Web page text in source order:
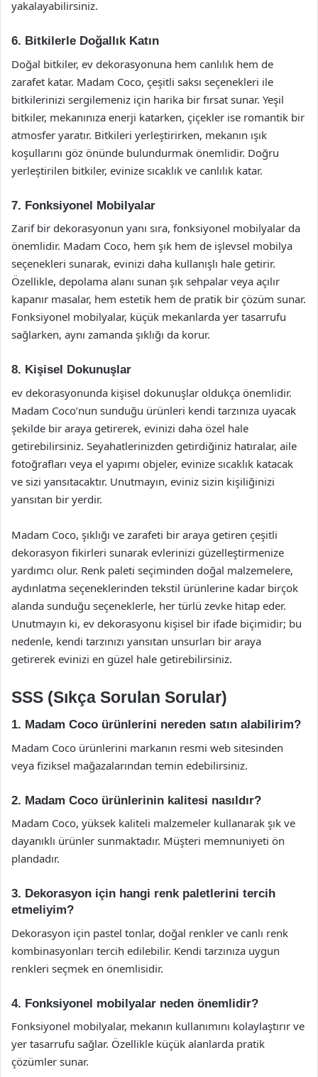
yakalayabilirsiniz.
6. Bitkilerle Doğallık Katın
Doğal bitkiler, ev dekorasyonuna hem canlılık hem de
zarafet katar. Madam Coco, çeşitli saksı seçenekleri ile
bitkilerinizi sergilemeniz için harika bir fırsat sunar. Yeşil
bitkiler, mekanınıza enerji katarken, çiçekler ise romantik bir
atmosfer yaratır. Bitkileri yerleştirirken, mekanın ışık
koşullarını göz önünde bulundurmak önemlidir. Doğru
yerleştirilen bitkiler, evinize sıcaklık ve canlılık katar.
7. Fonksiyonel Mobilyalar
Zarif bir dekorasyonun yanı sıra, fonksiyonel mobilyalar da
önemlidir. Madam Coco, hem şık hem de işlevsel mobilya
seçenekleri sunarak, evinizi daha kullanışlı hale getirir.
Özellikle, depolama alanı sunan şık sehpalar veya açılır
kapanır masalar, hem estetik hem de pratik bir çözüm sunar.
Fonksiyonel mobilyalar, küçük mekanlarda yer tasarrufu
sağlarken, aynı zamanda şıklığı da korur.
8. Kişisel Dokunuşlar
ev dekorasyonunda kişisel dokunuşlar oldukça önemlidir.
Madam Coco’nun sunduğu ürünleri kendi tarzınıza uyacak
şekilde bir araya getirerek, evinizi daha özel hale
getirebilirsiniz. Seyahatlerinizden getirdiğiniz hatıralar, aile
fotoğrafları veya el yapımı objeler, evinize sıcaklık katacak
ve sizi yansıtacaktır. Unutmayın, eviniz sizin kişiliğinizi
yansıtan bir yerdir.
Madam Coco, şıklığı ve zarafeti bir araya getiren çeşitli
dekorasyon fikirleri sunarak evlerinizi güzelleştirmenize
yardımcı olur. Renk paleti seçiminden doğal malzemelere,
aydınlatma seçeneklerinden tekstil ürünlerine kadar birçok
alanda sunduğu seçeneklerle, her türlü zevke hitap eder.
Unutmayın ki, ev dekorasyonu kişisel bir ifade biçimidir; bu
nedenle, kendi tarzınızı yansıtan unsurları bir araya
getirerek evinizi en güzel hale getirebilirsiniz.
SSS (Sıkça Sorulan Sorular)
1. Madam Coco ürünlerini nereden satın alabilirim?
Madam Coco ürünlerini markanın resmi web sitesinden
veya fiziksel mağazalarından temin edebilirsiniz.
2. Madam Coco ürünlerinin kalitesi nasıldır?
Madam Coco, yüksek kaliteli malzemeler kullanarak şık ve
dayanıklı ürünler sunmaktadır. Müşteri memnuniyeti ön
plandadır.
3. Dekorasyon için hangi renk paletlerini tercih
etmeliyim?
Dekorasyon için pastel tonlar, doğal renkler ve canlı renk
kombinasyonları tercih edilebilir. Kendi tarzınıza uygun
renkleri seçmek en önemlisidir.
4. Fonksiyonel mobilyalar neden önemlidir?
Fonksiyonel mobilyalar, mekanın kullanımını kolaylaştırır ve
yer tasarrufu sağlar. Özellikle küçük alanlarda pratik
çözümler sunar.